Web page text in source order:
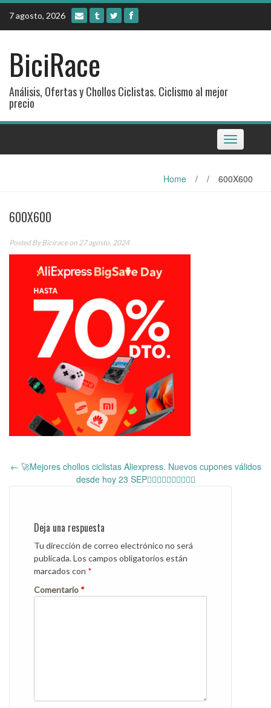
Skip
content
7 agosto, 2026
BiciRace
Análisis, Ofertas y Chollos Ciclistas. Ciclismo al mejor
precio
Toggle
navigation
Home / / 600X600
600X600
Posted ByBiciraceon 27 agosto, 2024
navigation
← 🚀Mejores chollos ciclistas Aliexpress. Nuevos cupones válidos
desde hoy 23 SEP🚴‍♂️🚴‍♂️🚴‍♂️🚴‍♂️🚴‍♂️
Deja una respuesta
Tu dirección de correo electrónico no será
publicada.Los campos obligatorios están
marcados con *
Comentario *